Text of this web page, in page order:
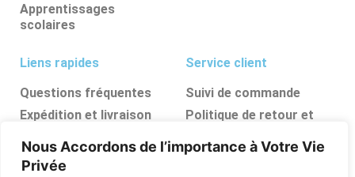
Nous Accordons de l’importance à Votre Vie
Privée
Apprentissages
scolaires
Liens rapides
Questions fréquentes
Expédition et livraison
remboursements
Service client
Suivi de commande
Politique de retour et
FAQ